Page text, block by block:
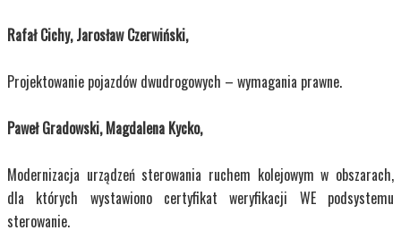
Rafał Cichy, Jarosław Czerwiński,
Projektowanie pojazdów dwudrogowych – wymagania prawne.
Paweł Gradowski, Magdalena Kycko,
Modernizacja urządzeń sterowania ruchem kolejowym w obszarach,
dla których wystawiono certyfikat weryfikacji WE podsystemu
sterowanie.